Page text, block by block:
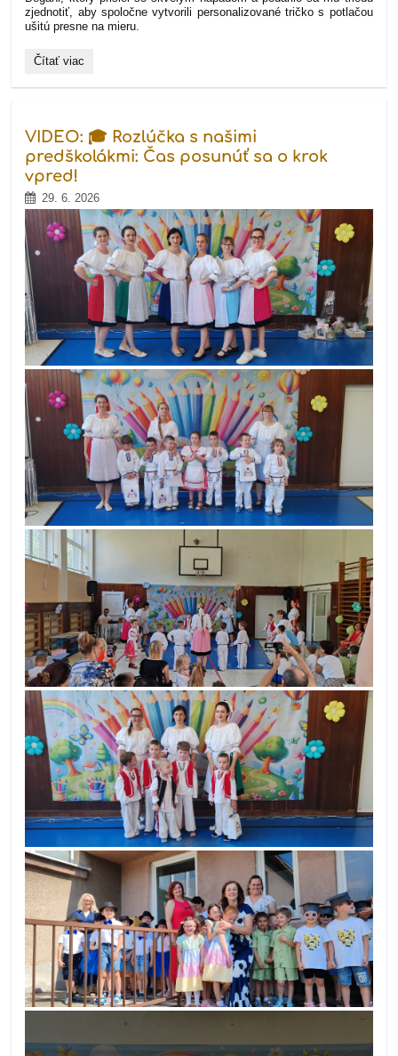
zjednotiť, aby spoločne vytvorili personalizované tričko s potlačou
ušitú presne na mieru.
Koniec
roka
Originálna
rozlúčka
a
výnimočné
poďakovanie
triednej
učiteľke:
Čítať viac
VIDEO: 🎓 Rozlúčka s našimi
predškolákmi: Čas posunúť sa o krok
vpred!
29. 6. 2026